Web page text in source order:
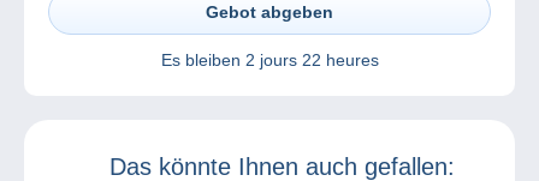
Gebot abgeben
Es bleiben 2 jours 22 heures
Das könnte Ihnen auch gefallen: